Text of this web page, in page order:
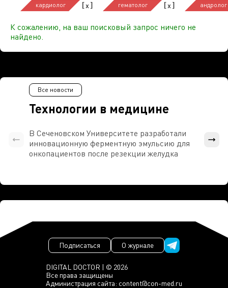
кардиолог [x] гематолог [x] андролог
К сожалению, на ваш поисковый запрос ничего не
найдено.
Технологии в медицине
Все новости
В Сеченовском Университете разработали
инновационную ферментную эмульсию для
онкопациентов после резекции желудка
DIGITAL DOCTOR | © 2026
Все права защищены
Администрация сайта: content@con-med.ru
Подписаться О журнале